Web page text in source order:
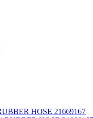
HOSE 21669167